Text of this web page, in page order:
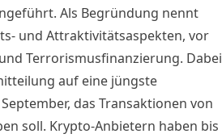
Als Begründung nennt
und Attraktivitätsaspekten, vor
Terrorismusfinanzierung. Dabei
auf eine jüngste
das Transaktionen von
soll. Krypto-Anbietern haben bis